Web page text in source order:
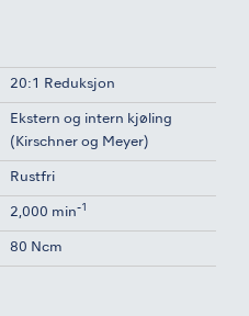
20:1 Reduksjon
Ekstern og intern kjøling
(Kirschner og Meyer)
Rustfri
2,000 min-1
80 Ncm